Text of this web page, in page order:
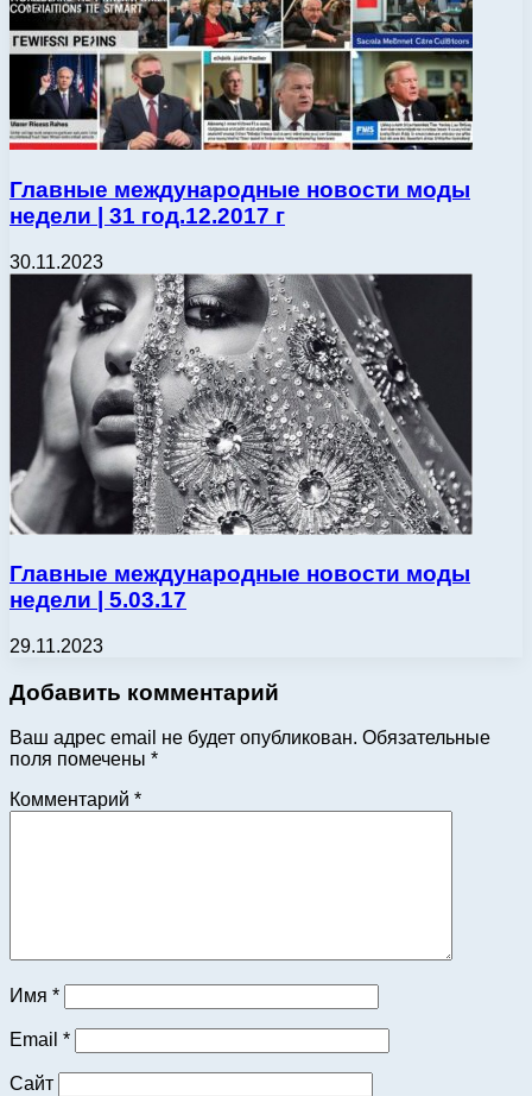
Главные международные новости моды
недели | 31 год.12.2017 г
30.11.2023
Главные международные новости моды
недели | 5.03.17
29.11.2023
Добавить комментарий
Ваш адрес email не будет опубликован. Обязательные
поля помечены *
Комментарий *
Имя *
Email *
Сайт